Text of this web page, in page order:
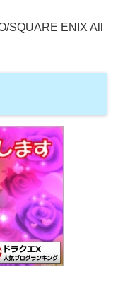
SQUARE ENIX All